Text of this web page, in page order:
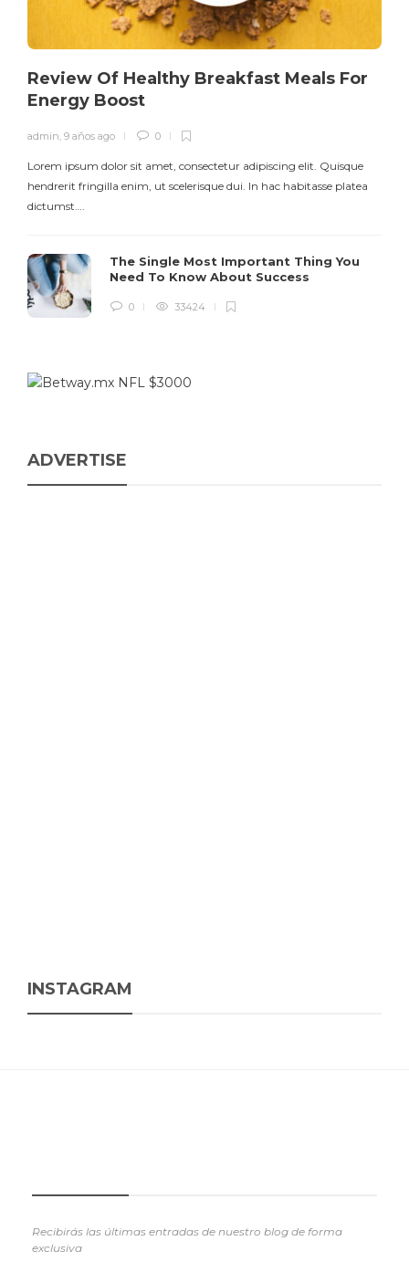
Review Of Healthy Breakfast Meals For
Energy Boost
admin 9 años ago 0
Lorem ipsum dolor sit amet, consectetur adipiscing elit. Quisque
hendrerit fringilla enim, ut scelerisque dui. In hac habitasse platea
dictumst….
The Single Most Important Thing You
Need To Know About Success
0 33424
ADVERTISE
INSTAGRAM
Recibirás las últimas entradas de nuestro blog de forma
exclusiva